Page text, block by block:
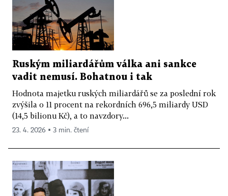
Ruským miliardářům válka ani sankce
vadit nemusí. Bohatnou i tak
Hodnota majetku ruských miliardářů se za poslední rok
zvýšila o 11 procent na rekordních 696,5 miliardy USD
(14,5 bilionu Kč), a to navzdory...
23. 4. 2026 ▪ 3 min. čtení